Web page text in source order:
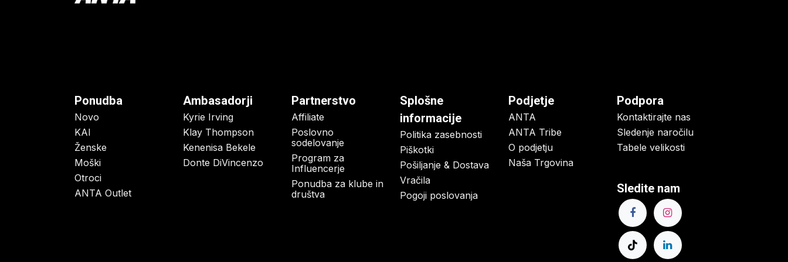
Partnerstvo
Affiliate
Poslovno
sodelovanje
Program za
Influencerje
Ponudba za klube in
društva
Splošne
informacije
Politika zasebnosti
Piškotki
Pošiljanje & Dostava
Vračila
Pogoji poslovanja
Podjetje
ANTA
ANTA Tribe
O podjetju
Naša Trgovina
Podpora
Kontaktirajte nas
Sledenje naročilu
Tabele velikosti
Sledite nam
Ambasadorji
Kyrie Irving
Klay Thompson
Kenenisa Bekele
Donte DiVincenzo
Ponudba
Novo
KAI
Ženske
Moški
Otroci
ANTA Outlet